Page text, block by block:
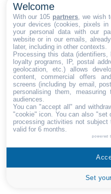
Welcome
With our 105 partners , we wish
your devices (cookies, pixels
your personal data with our
website or in our emails,
later, including in other contexts.
Processing this data (identifiers,
loyalty programs, IP, postal
geolocation, etc.) allows
content, commercial offers
screens (including by email,
personalising them,
audiences.
You can "accept all" and
"cookie" icon . You can also
processing activities not
valid for 6 months.
powered
Set